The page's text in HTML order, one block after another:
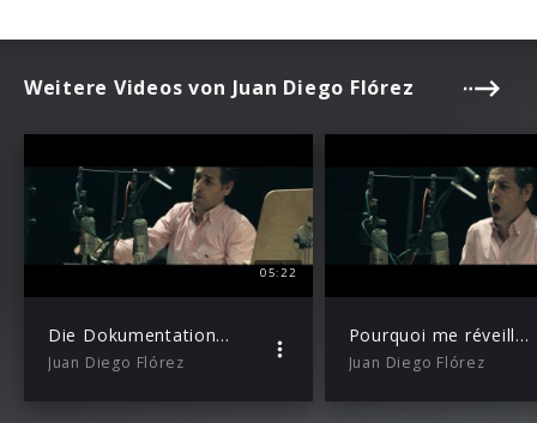
Weitere Videos von Juan Diego Flórez
05:22
Die Dokumentation zum Album L’amour
Juan Diego Flórez
Pourquoi me réveiller
Juan Diego Flórez